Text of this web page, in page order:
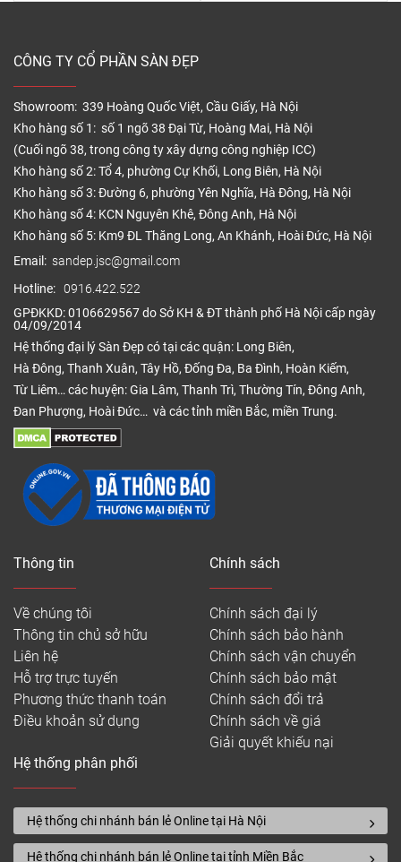
CÔNG TY CỔ PHẦN SÀN ĐẸP
Showroom: 339 Hoàng Quốc Việt, Cầu Giấy, Hà Nội
Kho hàng số 1: số 1 ngõ 38 Đại Từ, Hoàng Mai, Hà Nội
(Cuối ngõ 38, trong công ty xây dựng công nghiệp ICC)
Kho hàng số 2: Tổ 4, phường Cự Khối, Long Biên, Hà Nội
Kho hàng số 3: Đường 6, phường Yên Nghĩa, Hà Đông, Hà Nội
Kho hàng số 4: KCN Nguyên Khê, Đông Anh, Hà Nội
Kho hàng số 5: Km9 ĐL Thăng Long, An Khánh, Hoài Đức, Hà Nội
Email: sandep.jsc@gmail.com
Hotline: 0916.422.522
GPĐKKD: 0106629567 do Sở KH & ĐT thành phố Hà Nội cấp ngày
04/09/2014
Hệ thống đại lý Sàn Đẹp có tại các quận: Long Biên,
Hà Đông, Thanh Xuân, Tây Hồ, Đống Đa, Ba Đình, Hoàn Kiếm,
Từ Liêm… các huyện: Gia Lâm, Thanh Trì, Thường Tín, Đông Anh,
Đan Phượng, Hoài Đức… và các tỉnh miền Bắc, miền Trung.
Thông tin
Về chúng tôi
Thông tin chủ sở hữu
Liên hệ
Hỗ trợ trực tuyến
Phương thức thanh toán
Điều khoản sử dụng
Chính sách
Chính sách đại lý
Chính sách bảo hành
Chính sách vận chuyển
Chính sách bảo mật
Chính sách đổi trả
Chính sách về giá
Giải quyết khiếu nại
Hệ thống phân phối
Hệ thống chi nhánh bán lẻ Online tại Hà Nội
Hệ thống chi nhánh bán lẻ Online tại tỉnh Miền Bắc